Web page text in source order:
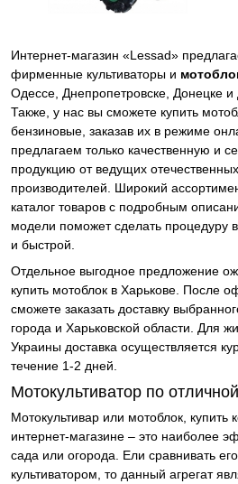
Интернет-магазин «Lessad»
фирменные культиваторы и
Одессе, Днепропетровске, Донецке и
Также, у нас вы сможете купить
бензиновые, заказав их в режиме
предлагаем только качественную и
продукцию от ведущих
производителей. Широкий
каталог товаров с подробным
модели поможет сделать процедуру
и быстрой.
Отдельное выгодное предложение
купить мотоблок в Харькове. После
сможете заказать доставку
города и Харьковской области. Для
Украины доставка осуществляется
течение 1-2 дней.
Мотокультиватор по
Мотокультивар или мотоблок,
интернет-магазине – это наиболее
сада или огорода. Ели сравнивать
культиватором, то данный агрегат